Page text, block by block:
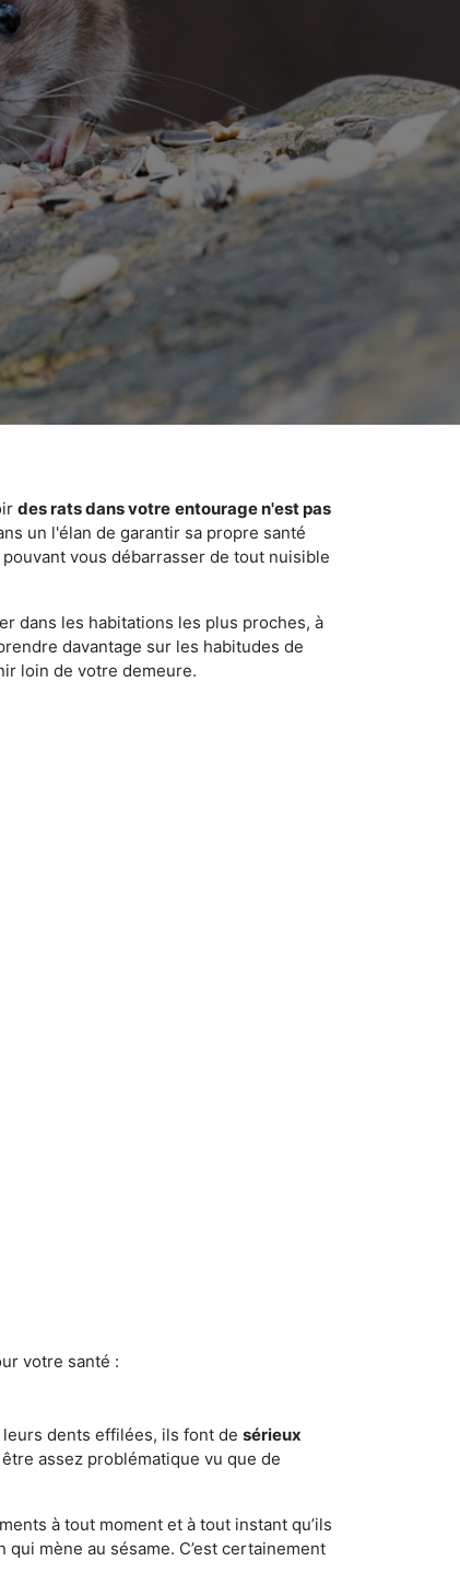
des rats dans votre entourage n'est pas
un l'élan de garantir sa propre santé
vous débarrasser de tout nuisible
dans les habitations les plus proches, à
davantage sur les habitudes de
loin de votre demeure.
votre santé :
dents effilées, ils font de sérieux
assez problématique vu que de
à tout moment et à tout instant qu’ils
mène au sésame. C’est certainement